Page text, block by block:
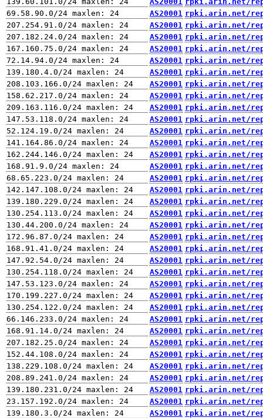
AS20001 rpki.arin.net/
AS20001 rpki.arin.net/
AS20001 rpki.arin.net/
AS20001 rpki.arin.net/
AS20001 rpki.arin.net/
AS20001 rpki.arin.net/
AS20001 rpki.arin.net/
AS20001 rpki.arin.net/
AS20001 rpki.arin.net/
AS20001 rpki.arin.net/
AS20001 rpki.arin.net/
AS20001 rpki.arin.net/
AS20001 rpki.arin.net/
AS20001 rpki.arin.net/
AS20001 rpki.arin.net/
AS20001 rpki.arin.net/
AS20001 rpki.arin.net/
AS20001 rpki.arin.net/
AS20001 rpki.arin.net/
AS20001 rpki.arin.net/
AS20001 rpki.arin.net/
AS20001 rpki.arin.net/
AS20001 rpki.arin.net/
AS20001 rpki.arin.net/
AS20001 rpki.arin.net/
AS20001 rpki.arin.net/
AS20001 rpki.arin.net/
AS20001 rpki.arin.net/
AS20001 rpki.arin.net/
AS20001 rpki.arin.net/
AS20001 rpki.arin.net/
AS20001 rpki.arin.net/
AS20001 rpki.arin.net/
AS20001 rpki.arin.net/
AS20001 rpki.arin.net/